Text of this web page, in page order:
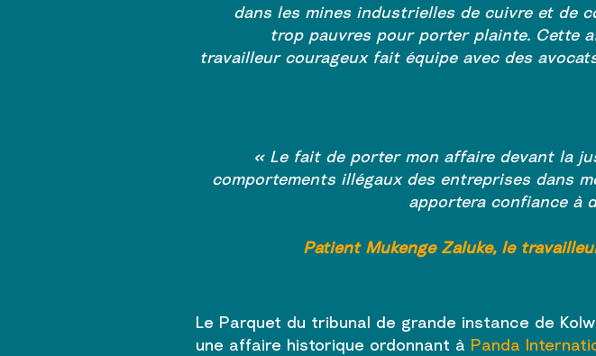
dans les mines industrielles de cuivre et de
trop pauvres pour porter plainte. Cette
travailleur courageux fait équipe avec des
« Le fait de porter mon affaire devant la
comportements illégaux des entreprises dans
apportera confiance à
Patient Mukenge Zaluke, le
Le Parquet du tribunal de grande instance de
une affaire historique ordonnant à Panda